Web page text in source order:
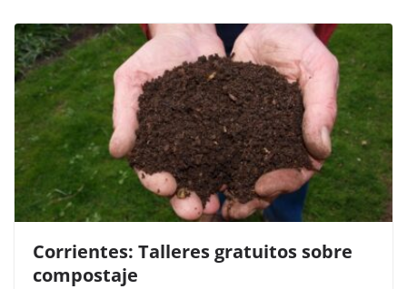
Corrientes: Talleres gratuitos sobre
compostaje